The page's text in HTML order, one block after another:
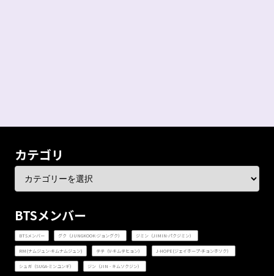
カテゴリ
BTSメンバー
BTSメンバー グク（JUNGKOOK-ジョングク） ジミン（JIMIN-パクジミン）
RM(ナムジュン-キムナムジュン) テテ（V-キムテヒョン） J-HOPE(ジェイホープ-チョンホソク）
シュガ（SUGA-ミンユンギ） ジン（JIN - キムソクジン）